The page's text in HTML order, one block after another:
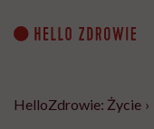
content
HelloZdrowie: Życie ›